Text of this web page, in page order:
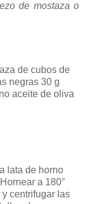
de mostaza o
de cubos de
negras 30 g
aceite de oliva
lata de horno
a 180°
y centrifugar las